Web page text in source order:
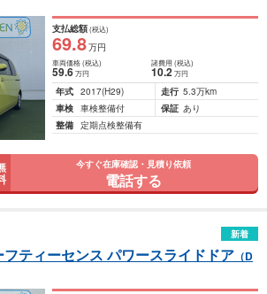
支払総額(税込)
69.8万円
車両価格(税込)
59.6万円
諸費用 (税込)
10.2 万円
年式 2017(H29) 走行 5.3万km
車検 車検整備付 保証 あり
整備 定期点検整備有
今すぐ在庫確認・見積り依頼
電話する
新着
ティーセンス パワースライドドア （D